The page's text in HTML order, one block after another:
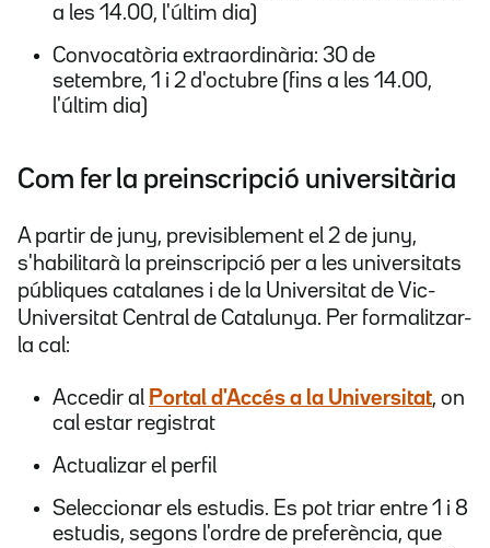
a les 14.00, l'últim dia)
Convocatòria extraordinària: 30 de
setembre, 1 i 2 d'octubre (fins a les 14.00,
l'últim dia)
Com fer la preinscripció universitària
A partir de juny, previsiblement el 2 de juny,
s'habilitarà la preinscripció per a les universitats
públiques catalanes i de la Universitat de Vic-
Universitat Central de Catalunya. Per formalitzar-
la cal:
Accedir al Portal d'Accés a la Universitat, on
cal estar registrat
Actualizar el perfil
Seleccionar els estudis. Es pot triar entre 1 i 8
estudis, segons l'ordre de preferència, que